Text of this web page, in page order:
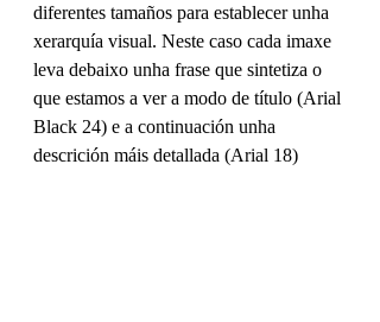
diferentes tamaños para establecer unha
xerarquía visual. Neste caso cada imaxe
leva debaixo unha frase que sintetiza o
que estamos a ver a modo de título (Arial
Black 24) e a continuación unha
descrición máis detallada (Arial 18)